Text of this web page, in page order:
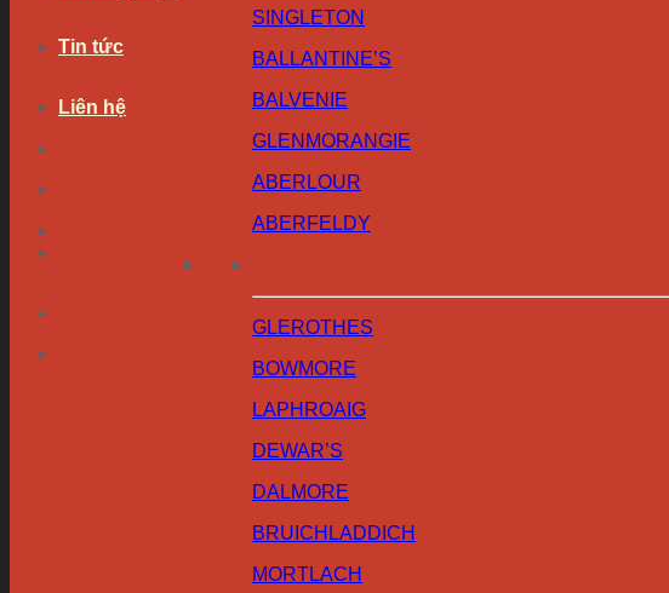
Tin tức
Liên hệ
SINGLETON
BALLANTINE’S
BALVENIE
GLENMORANGIE
ABERLOUR
ABERFELDY
GLEROTHES
BOWMORE
LAPHROAIG
DEWAR’S
DALMORE
BRUICHLADDICH
MORTLACH